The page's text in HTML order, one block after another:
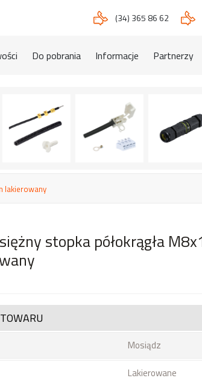
(34) 365 86 62
Do pobrania Informacje Partnerzy
lakierowany
stopka półokrągła
Mosiądz
Lakierowane